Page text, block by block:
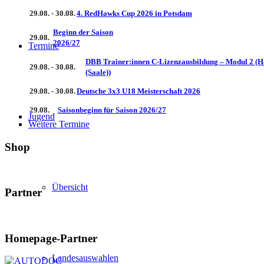
Termine
Jugend
Übersicht
Landesauswahlen
29.08. - 30.08.4. RedHawks Cup 2026 in Potsdam
29.08.
Beginn der Saison
2026/27
29.08. - 30.08.
DBB Trainer:innen C-Lizenzausbildung – Modul 2
(Saale))
29.08. - 30.08.Deutsche 3x3 U18 Meisterschaft 2026
29.08. Saisonbeginn für Saison 2026/27
Weitere Termine
Shop
Partner
Homepage-Partner